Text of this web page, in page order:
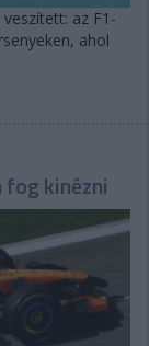
az F1-
ahol
kinézni